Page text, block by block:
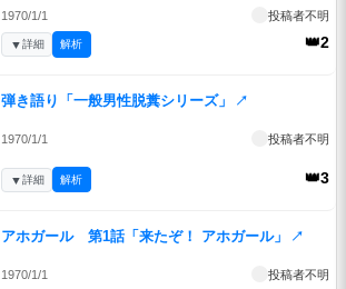
1970/1/1 投稿者不明
👑2
▼詳細 解析
弾き語り「一般男性脱糞シリーズ」 ↗
1970/1/1 投稿者不明
👑3
▼詳細 解析
アホガール 第1話「来たぞ！ アホガール」 ↗
1970/1/1 投稿者不明